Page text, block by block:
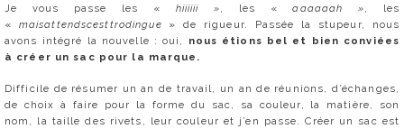
Je vous passe les « hiiiiii », les «aaaaaah », les
« maisattendscesttrodingue » de rigueur. Passée la stupeur, nous
avons intégré la nouvelle : oui,
nous étions bel et bien conviées
à créer un sac pour la marque.
Difficile de résumer un an de travail, un an de réunions, d’échanges,
de choix à faire pour la forme du sac, sa couleur, la matière, son
nom, la taille des rivets, leur couleur et j’en passe. Créer un sac est